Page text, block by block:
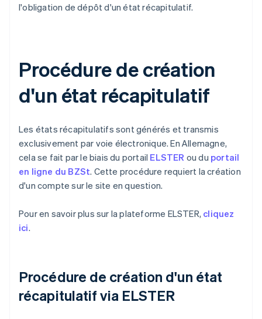
l'obligation de dépôt d'un état récapitulatif.
Procédure de création
d'un état récapitulatif
Les états récapitulatifs sont générés et transmis
exclusivement par voie électronique. En Allemagne,
cela se fait par le biais du portail ELSTER ou du portail
en ligne du BZSt. Cette procédure requiert la création
d'un compte sur le site en question.
Pour en savoir plus sur la plateforme ELSTER, cliquez
ici.
Procédure de création d'un état
récapitulatif via ELSTER